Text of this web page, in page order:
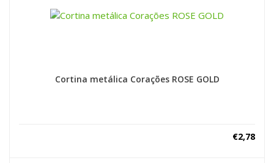
Cortina metálica Corações ROSE GOLD
€2,78